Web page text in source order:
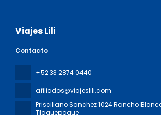
Viajes Lili
Contacto
+52 33 2874 0440
afiliados@viajeslili.com
Prisciliano Sanchez 1024 Rancho
Tlaquepaque